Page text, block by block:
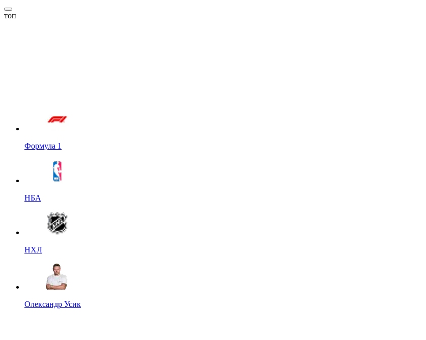
топ
Формула 1
НБА
НХЛ
Олександр Усик